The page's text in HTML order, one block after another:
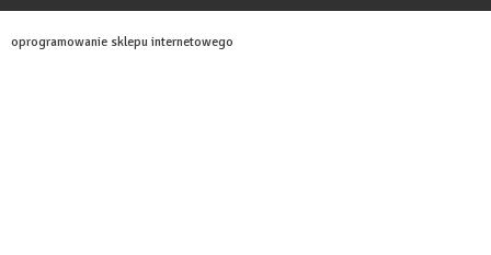
oprogramowanie sklepu internetowego